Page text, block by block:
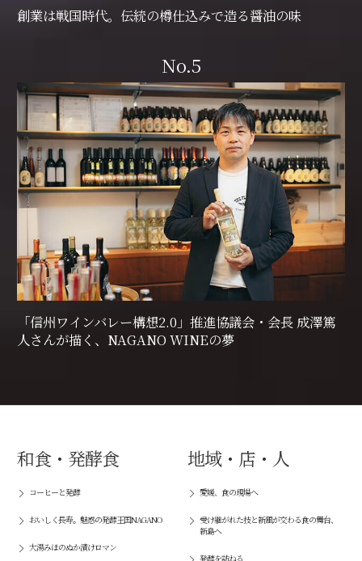
創業は戦国時代。伝統の樽仕込みで造る醤油の味
No.5
「信州ワインバレー構想2.0」推進協議会・会長 成澤篤
人さんが描く、NAGANO WINEの夢
和食・発酵食
コーヒーと発酵
おいしく長寿。魅惑の発酵王国NAGANO
大湯みほのぬか漬けロマン
地域・店・人
愛媛、食の現場へ
受け継がれた技と新風が交わる食の舞台、
新島へ
発酵を訪ねる